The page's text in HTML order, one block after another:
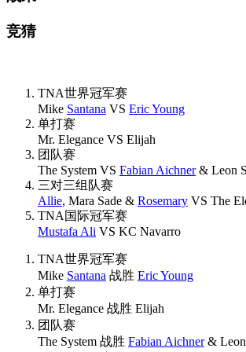
竞猜
TNA世界冠军赛
Mike Santana VS Eric Young
单打赛
Mr. Elegance VS Elijah
团队赛
The System VS Fabian Aichner& Leon
三对三组队赛
Allie, Mara Sade & Rosemary VS The
TNA国际冠军赛
Mustafa Ali VS KC Navarro
TNA世界冠军赛
Mike Santana 战胜 Eric Young
单打赛
Mr. Elegance 战胜 Elijah
团队赛
The System 战胜 Fabian Aichner& Leon